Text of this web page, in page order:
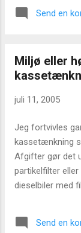
måske blive
brugerne kan
kontrol,
var den
Send en
Miljø eller
juli 11, 2005
Jeg fortvivles
kassetænkning
Afgifter gør det
partikelfilter
dieselbiler med
vil de ikke
gavner
Send en